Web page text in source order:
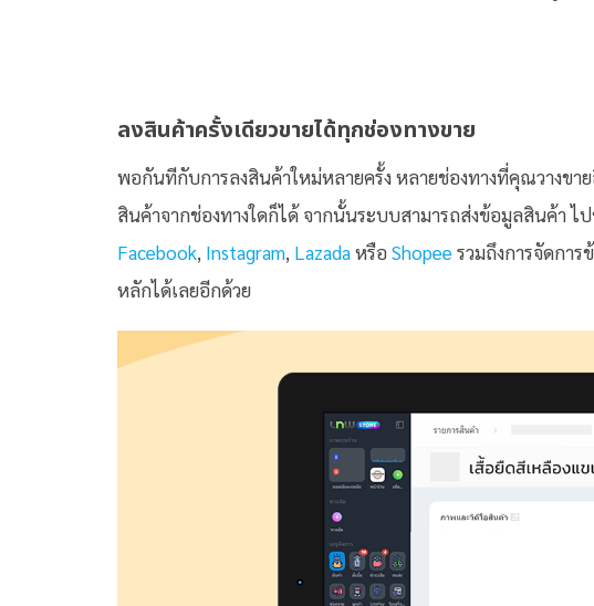
ลงสินค้าครั้งเดียวขายได้ทุกช่องทางขาย
พอกันทีกับการลงสินค้าใหม่หลายครั้ง หลายช่องทางที่คุณวางขา
สินค้าจากช่องทางใดก็ได้ จากนั้นระบบสามารถส่งข้อมูลสินค้า ไ
Facebook, Instagram, Lazadaหรือ Shopeeรวมถึงการจัดกา
หลักได้เลยอีกด้วย